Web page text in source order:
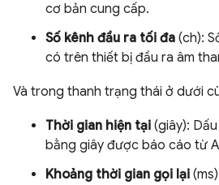
cơ bản cung cấp.
Số kênh đầu ra tối đa (ch):
có trên thiết bị đầu ra âm
Và trong thanh trạng thái ở dưới
Thời gian hiện tại (giây):
bằng giây được báo cáo từ
Khoảng thời gian gọi lại